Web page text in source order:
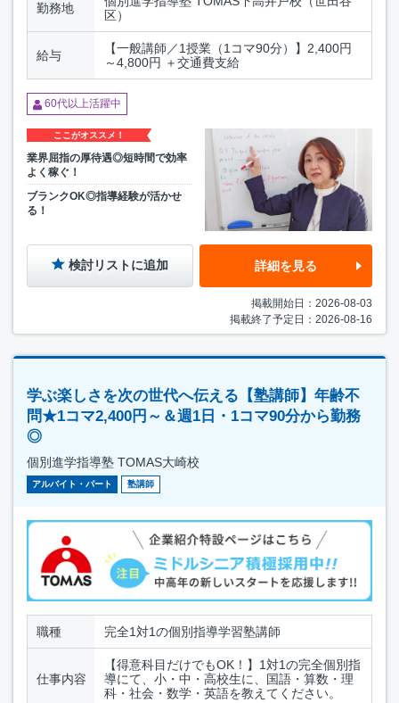
勤務地
区）
給与
【一般講師／1授業（1コマ90分）】2,400円
～4,800円 ＋交通費支給
60代以上活躍中
ここがオススメ！
業界屈指の厚待遇◎短時間で効率
よく稼ぐ！
ブランクOK◎指導経験が活かせ
る！
検討リストに追加 詳細を見る
掲載開始日：2026-08-03
掲載終了予定日：2026-08-16
学ぶ楽しさを次の世代へ伝える【塾講師】年齢不
問★1コマ2,400円～＆週1日・1コマ90分から勤務
◎
個別進学指導塾 TOMAS大崎校
アルバイト・パート 塾講師
職種 完全1対1の個別指導学習塾講師
仕事内容
【得意科目だけでもOK！】1対1の完全個別指
導にて、小・中・高校生に、国語・算数・理
科・社会・数学・英語を教えてください。